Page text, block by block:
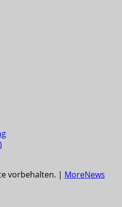
vorbehalten. | MoreNews